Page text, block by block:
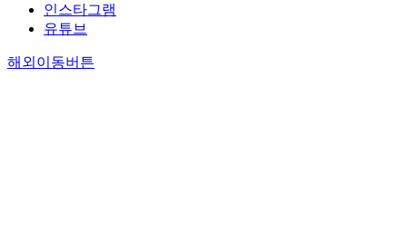
인스타그램
유튜브
해외이동버튼